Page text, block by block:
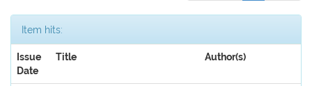
Item hits:
Issue
Date
Title Author(s)